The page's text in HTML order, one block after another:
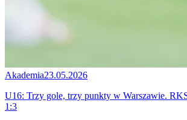
Akademia23.05.2026
U16: Trzy gole, trzy punkty w Warszawie.
1:3